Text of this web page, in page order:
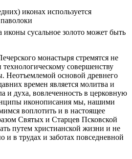
иконах используется
иконы сусальное золото может быть
монастыря стремятся не
технологическому совершенству
Неотъемлемой основой древнего
времен является молитва и
и духа, вовлеченность в церковную
иконописания мы, нашими
воплотить и в настоящее
Святых и Старцев Псковской
путем христианской жизни и не
и в трудах и заботах повседневной